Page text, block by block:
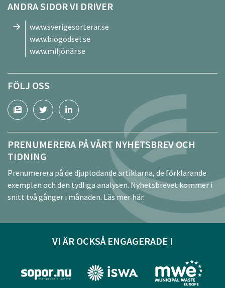
ANDRA SIDOR VI DRIVER
www.sverigesorterar.se
www.biogodsel.se
www.miljönär.se
FÖLJ OSS
PRENUMERERA PÅ VÅRT NYHETSBREV OCH
TIDNING
Prenumerera på de djuplodande artiklarna, de förklarande
exemplen och den tydliga analysen. Nyhetsbrevet kommer i
snitt två gånger i månaden. Läs mer här.
VI ÄR OCKSÅ ENGAGERADE I